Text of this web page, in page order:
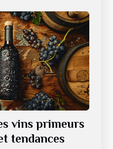
vins primeurs
tendances